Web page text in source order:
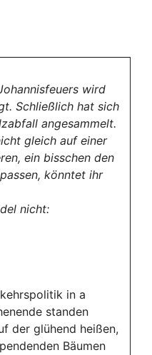
wird
Schließlich hat sich
angesammelt.
gleich auf einer
ein bisschen den
könntet ihr
nicht:
in a
standen
der glühend heißen,
Bäumen